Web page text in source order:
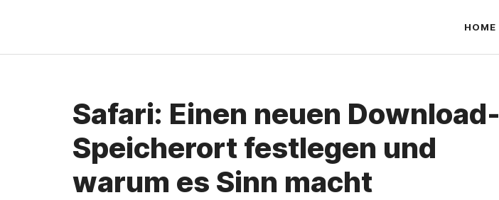
springen
HOME
Safari: Einen neuen Download-
Speicherort festlegen und
warum es Sinn macht